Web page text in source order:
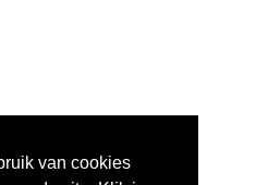
van cookies